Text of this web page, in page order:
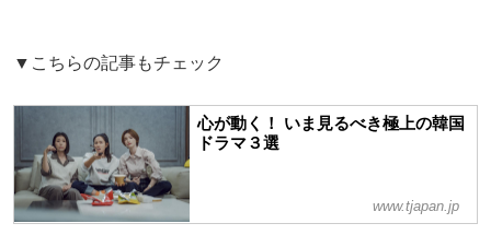
▼こちらの記事もチェック
心が動く！ いま見るべき極上の韓国
ドラマ３選
www.tjapan.jp